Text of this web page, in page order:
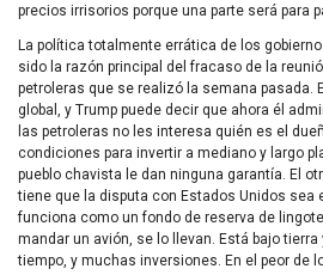
precios irrisorios porque una parte será para
La política totalmente errática de los
sido la razón principal del fracaso de la
petroleras que se realizó la semana pasada.
global, y Trump puede decir que ahora él
las petroleras no les interesa quién es el
condiciones para invertir a mediano y largo
pueblo chavista le dan ninguna garantía. El
tiene que la disputa con Estados Unidos sea
funciona como un fondo de reserva de
mandar un avión, se lo llevan. Está bajo
tiempo, y muchas inversiones. En el peor de